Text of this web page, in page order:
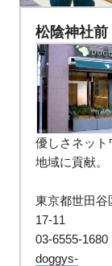
松陰神社前
優しさネット
地域に貢献。
東京都世田谷
17-11
03-6555-1680
doggys-